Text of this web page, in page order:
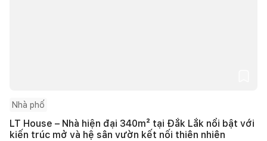
Nhà phố
LT House – Nhà hiện đại 340m² tại Đắk Lắk nổi bật với
kiến trúc mở và hệ sân vườn kết nối thiên nhiên